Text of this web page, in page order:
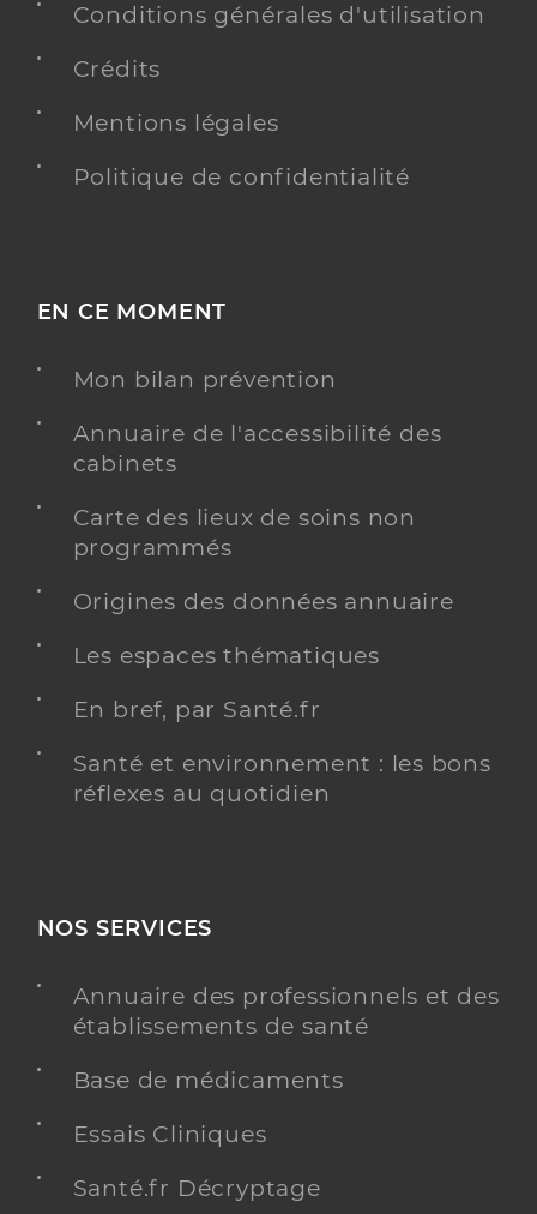
Conditions générales d'utilisation
Crédits
Mentions légales
Politique de confidentialité
EN CE MOMENT
Mon bilan prévention
Annuaire de l'accessibilité des
cabinets
Carte des lieux de soins non
programmés
Origines des données annuaire
Les espaces thématiques
En bref, par Santé.fr
Santé et environnement : les bons
réflexes au quotidien
NOS SERVICES
Annuaire des professionnels et des
établissements de santé
Base de médicaments
Essais Cliniques
Santé.fr Décryptage